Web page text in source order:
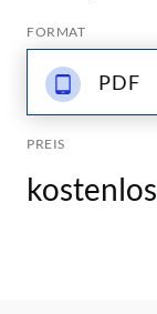
FORMAT
PDF
PREIS
kostenlos